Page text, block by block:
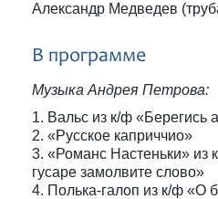
Александр Медведев
В программе
Музыка Андрея Петрова:
1. Вальс из к/ф «Берегись
2. «Русское каприччио»
3. «Романс Настеньки» из
гусаре замолвите слово»
4. Полька-галоп из к/ф «О